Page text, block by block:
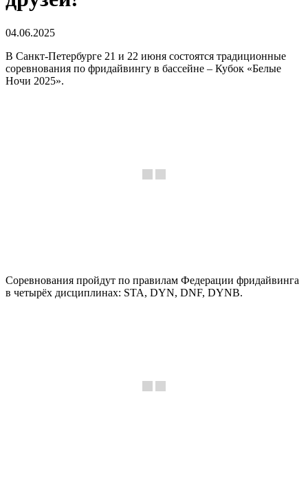
04.06.2025
В Санкт-Петербурге 21 и 22 июня состоятся традиционные
соревнования по фридайвингу в бассейне – Кубок «Белые
Ночи 2025».
Соревнования пройдут по правилам Федерации фридайвинга
в четырёх дисциплинах: STA, DYN, DNF, DYNB.